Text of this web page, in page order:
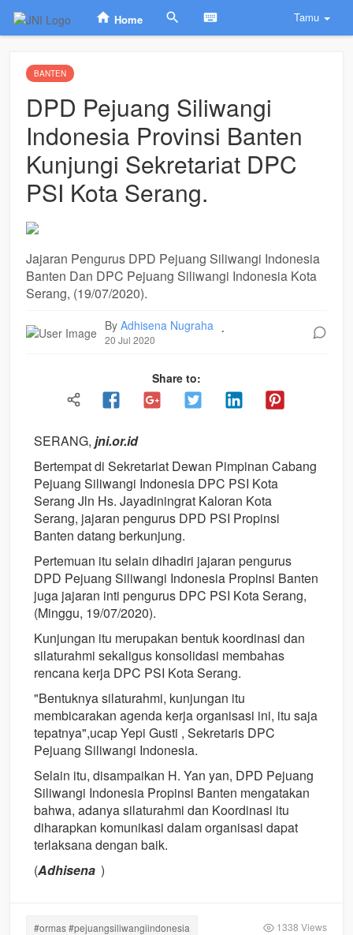
Home Tamu
BANTEN
DPD Pejuang Siliwangi
Indonesia Provinsi Banten
Kunjungi Sekretariat DPC
PSI Kota Serang.
Jajaran Pengurus DPD Pejuang Siliwangi Indonesia
Banten Dan DPC Pejuang Siliwangi Indonesia Kota
Serang, (19/07/2020).
ByAdhisena Nugraha
20 Jul 2020
.
Share to:
SERANG,jni.or.id
Bertempat di Sekretariat Dewan Pimpinan Cabang
Pejuang Siliwangi Indonesia DPC PSI Kota
Serang Jln Hs. Jayadiningrat Kaloran Kota
Serang, jajaran pengurus DPD PSI Propinsi
Banten datang berkunjung.
Pertemuan itu selain dihadiri jajaran pengurus
DPD Pejuang Siliwangi Indonesia Propinsi Banten
juga jajaran inti pengurus DPC PSI Kota Serang,
(Minggu, 19/07/2020).
Kunjungan itu merupakan bentuk koordinasi dan
silaturahmi sekaligus konsolidasi membahas
rencana kerja DPC PSI Kota Serang.
"Bentuknya silaturahmi, kunjungan itu
membicarakan agenda kerja organisasi ini, itu saja
tepatnya",ucap Yepi Gusti , Sekretaris DPC
Pejuang Siliwangi Indonesia.
Selain itu, disampaikan H. Yan yan, DPD Pejuang
Siliwangi Indonesia Propinsi​ Banten mengatakan
bahwa, adanya silaturahmi dan Koordinasi itu
diharapkan komunikasi dalam organisasi dapat
terlaksana dengan baik.
(Adhisena )
#ormas #pejuangsiliwangiindonesia 1338 Views